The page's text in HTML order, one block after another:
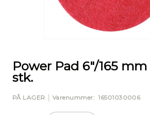
starten
af
Power Pad 6"/165
stk.
PÅ LAGER Varenummer 16501030006